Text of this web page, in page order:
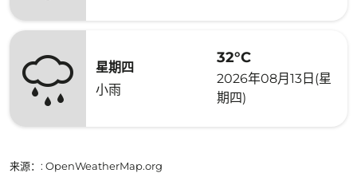
星期四
小雨
32°C
2026年08月13日(星
期四)
来源： : OpenWeatherMap.org